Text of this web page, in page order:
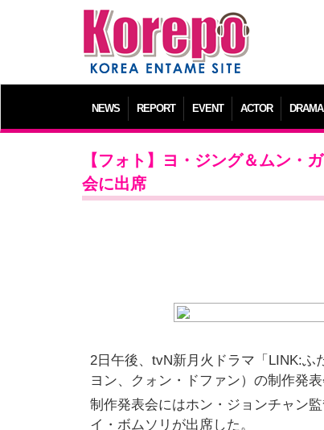
NEWS REPORT EVENT ACTOR DRAMA
【フォト】ヨ・ジング＆ムン・
会に出席
2日午後、tvN新月火ドラマ「LINK:
ヨン、クォン・ドファン）の制作発
制作発表会にはホン・ジョンチャン
イ・ボムソリが出席した。